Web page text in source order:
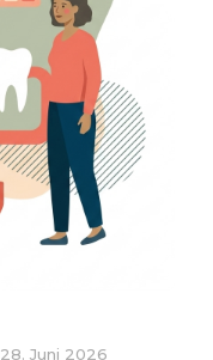
28. Juni 2026